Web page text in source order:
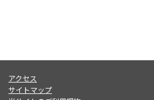
アクセス
サイトマップ